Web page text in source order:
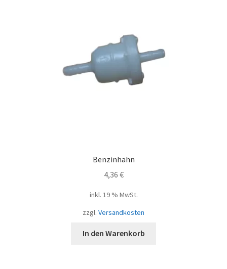
Benzinhahn
4,36 €
inkl. 19 % MwSt.
zzgl. Versandkosten
In den Warenkorb